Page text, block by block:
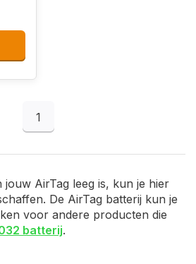
1
jouw AirTag leeg is, kun je hier
De AirTag batterij kun je
voor andere producten die
batterij.